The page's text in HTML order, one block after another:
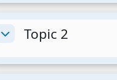
MinimizzaTopic 2